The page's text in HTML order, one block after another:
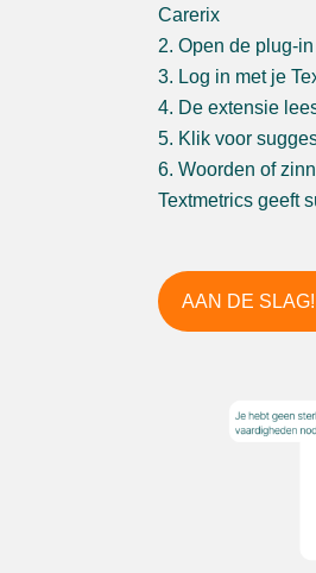
Carerix
Open de plug-
Log in met je
De extensie
Klik voor
Woorden of
Textmetrics geeft
AAN DE SLAG!